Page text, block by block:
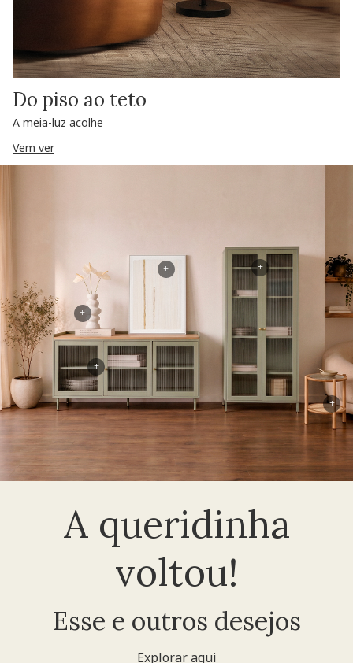
Do piso ao teto
A meia-luz acolhe
Vem ver
A queridinha
voltou!
Esse e outros desejos
Explorar aqui
+
+
+
+
+